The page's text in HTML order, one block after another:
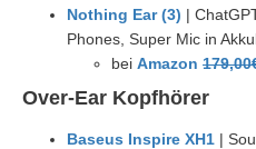
Nothing Ear (3) |
Phones, Super Mic in
bei Amazon
Over-Ear Kopfhörer
Baseus Inspire XH1 |